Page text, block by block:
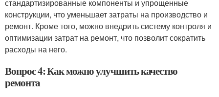
стандартизированные компоненты и упрощенные
конструкции, что уменьшает затраты на производство и
ремонт. Кроме того, можно внедрить систему контроля и
оптимизации затрат на ремонт, что позволит сократить
расходы на него.
Вопрос 4: Как можно улучшить качество
ремонта